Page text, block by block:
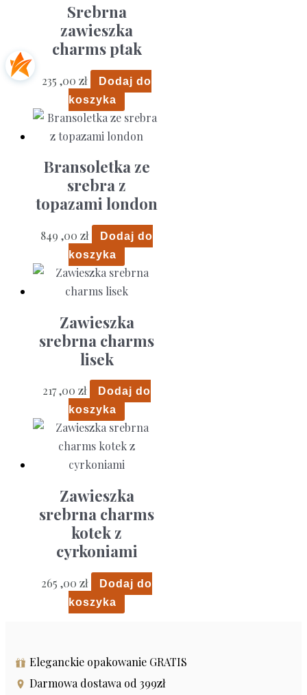
Srebrna
zawieszka
charms ptak
235 ,00 zł
Dodaj do
koszyka
Bransoletka ze
srebra z
topazami london
849 ,00 zł
Dodaj do
koszyka
Zawieszka
srebrna charms
lisek
217 ,00 zł
Dodaj do
koszyka
Zawieszka
srebrna charms
kotek z
cyrkoniami
265 ,00 zł
Dodaj do
koszyka
Eleganckie opakowanie GRATIS
Darmowa dostawa od 399zł